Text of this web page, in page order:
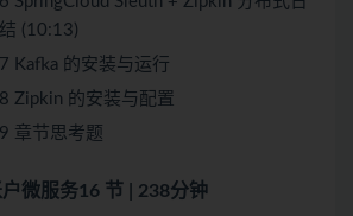
(10:13)
Kafka 的安装与运行
Zipkin 的安装与配置
章节思考题
微服务16 节 | 238分钟